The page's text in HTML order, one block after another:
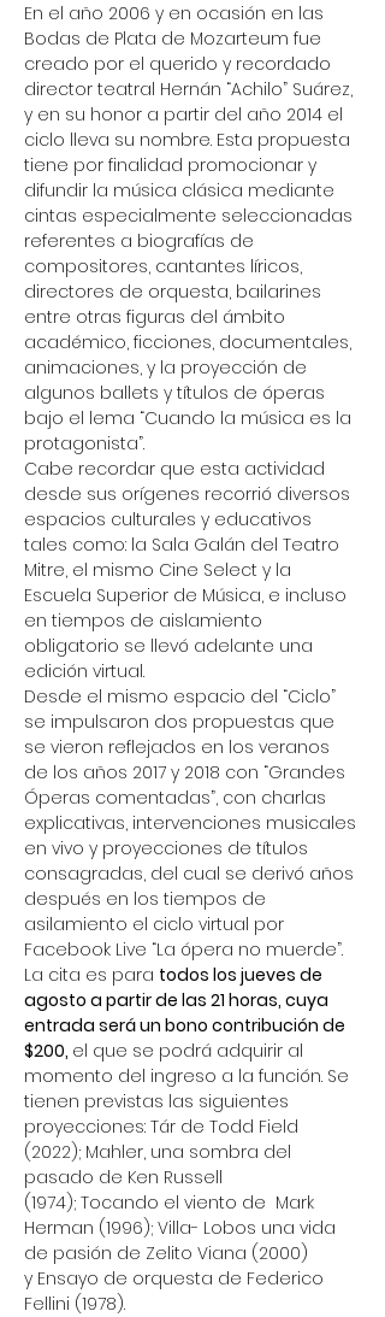
En el año 2006 y en ocasión en las
Bodas de Plata de Mozarteum fue
creado por el querido y recordado
director teatral Hernán “Achilo” Suárez,
y en su honor a partir del año 2014 el
ciclo lleva su nombre. Esta propuesta
tiene por finalidad promocionar y
difundir la música clásica mediante
cintas especialmente seleccionadas
referentes a biografías de
compositores, cantantes líricos,
directores de orquesta, bailarines
entre otras figuras del ámbito
académico, ficciones, documentales,
animaciones, y la proyección de
algunos ballets y títulos de óperas
bajo el lema “Cuando la música es la
protagonista”.
Cabe recordar que esta actividad
desde sus orígenes recorrió diversos
espacios culturales y educativos
tales como: la Sala Galán del Teatro
Mitre, el mismo Cine Select y la
Escuela Superior de Música, e incluso
en tiempos de aislamiento
obligatorio se llevó adelante una
edición virtual.
Desde el mismo espacio del “Ciclo”
se impulsaron dos propuestas que
se vieron reflejados en los veranos
de los años 2017 y 2018 con “Grandes
Óperas comentadas”, con charlas
explicativas, intervenciones musicales
en vivo y proyecciones de títulos
consagradas, del cual se derivó años
después en los tiempos de
asilamiento el ciclo virtual por
Facebook Live “La ópera no muerde”.
La cita es para todos los jueves de
agosto a partir de las 21 horas, cuya
entrada será un bono contribución de
$200, el que se podrá adquirir al
momento del ingreso a la función. Se
tienen previstas las siguientes
proyecciones: Tár de Todd Field
(2022); Mahler, una sombra del
pasado de Ken Russell
(1974); Tocando el viento de  Mark
Herman (1996); Villa- Lobos una vida
de pasión de Zelito Viana (2000)
y Ensayo de orquesta de Federico
Fellini (1978).